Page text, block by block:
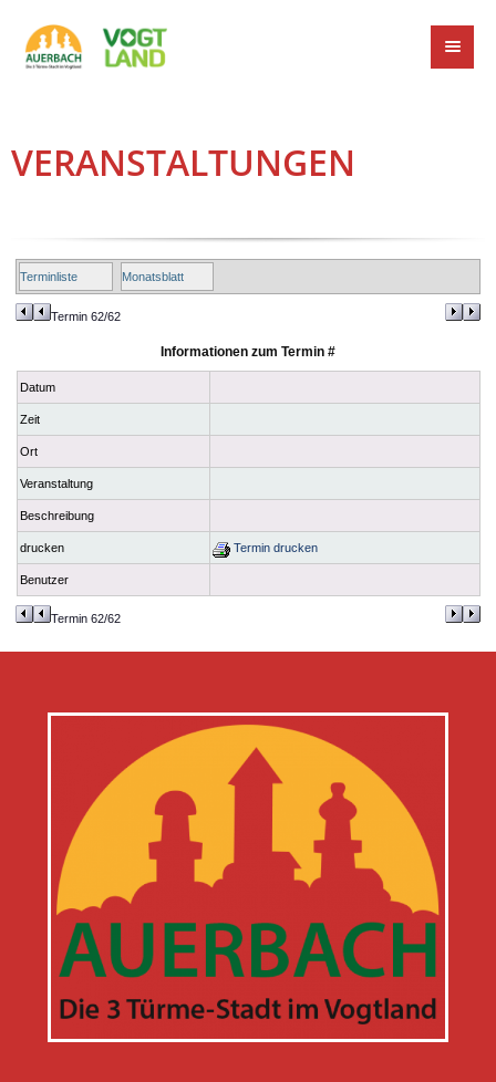
VERANSTALTUNGEN
Terminliste Monatsblatt
Termin 62/62
Informationen zum Termin #
Datum
Zeit
Ort
Veranstaltung
Beschreibung
drucken Termin drucken
Benutzer
Termin 62/62